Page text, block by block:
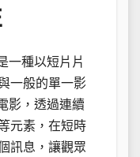
一種以短片片
一般的單一影
影，透過連續
元素，在短時
訊息，讓觀眾